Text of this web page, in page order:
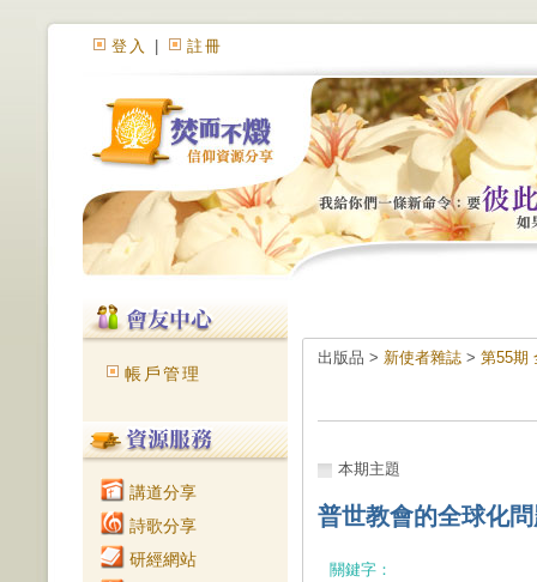
登入 註冊
帳戶管理
講道分享
詩歌分享
研經網站
出版品 > 新使者雜誌 > 第55期
本期主題
普世教會的全球化
關鍵字：